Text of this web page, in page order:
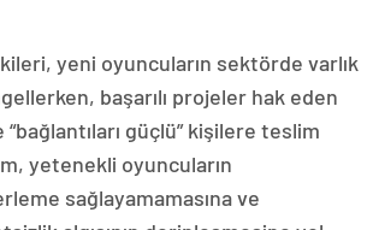
yeni oyuncuların sektörde varlık
başarılı projeler hak eden
güçlü” kişilere teslim
yetenekli oyuncuların
sağlayamamasına ve